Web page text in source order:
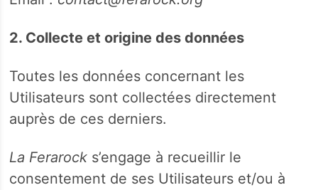
2. Collecte et origine des données
Toutes les données concernant les
Utilisateurs sont collectées directement
auprès de ces derniers.
La Ferarock s’engage à recueillir le
consentement de ses Utilisateurs et/ou à